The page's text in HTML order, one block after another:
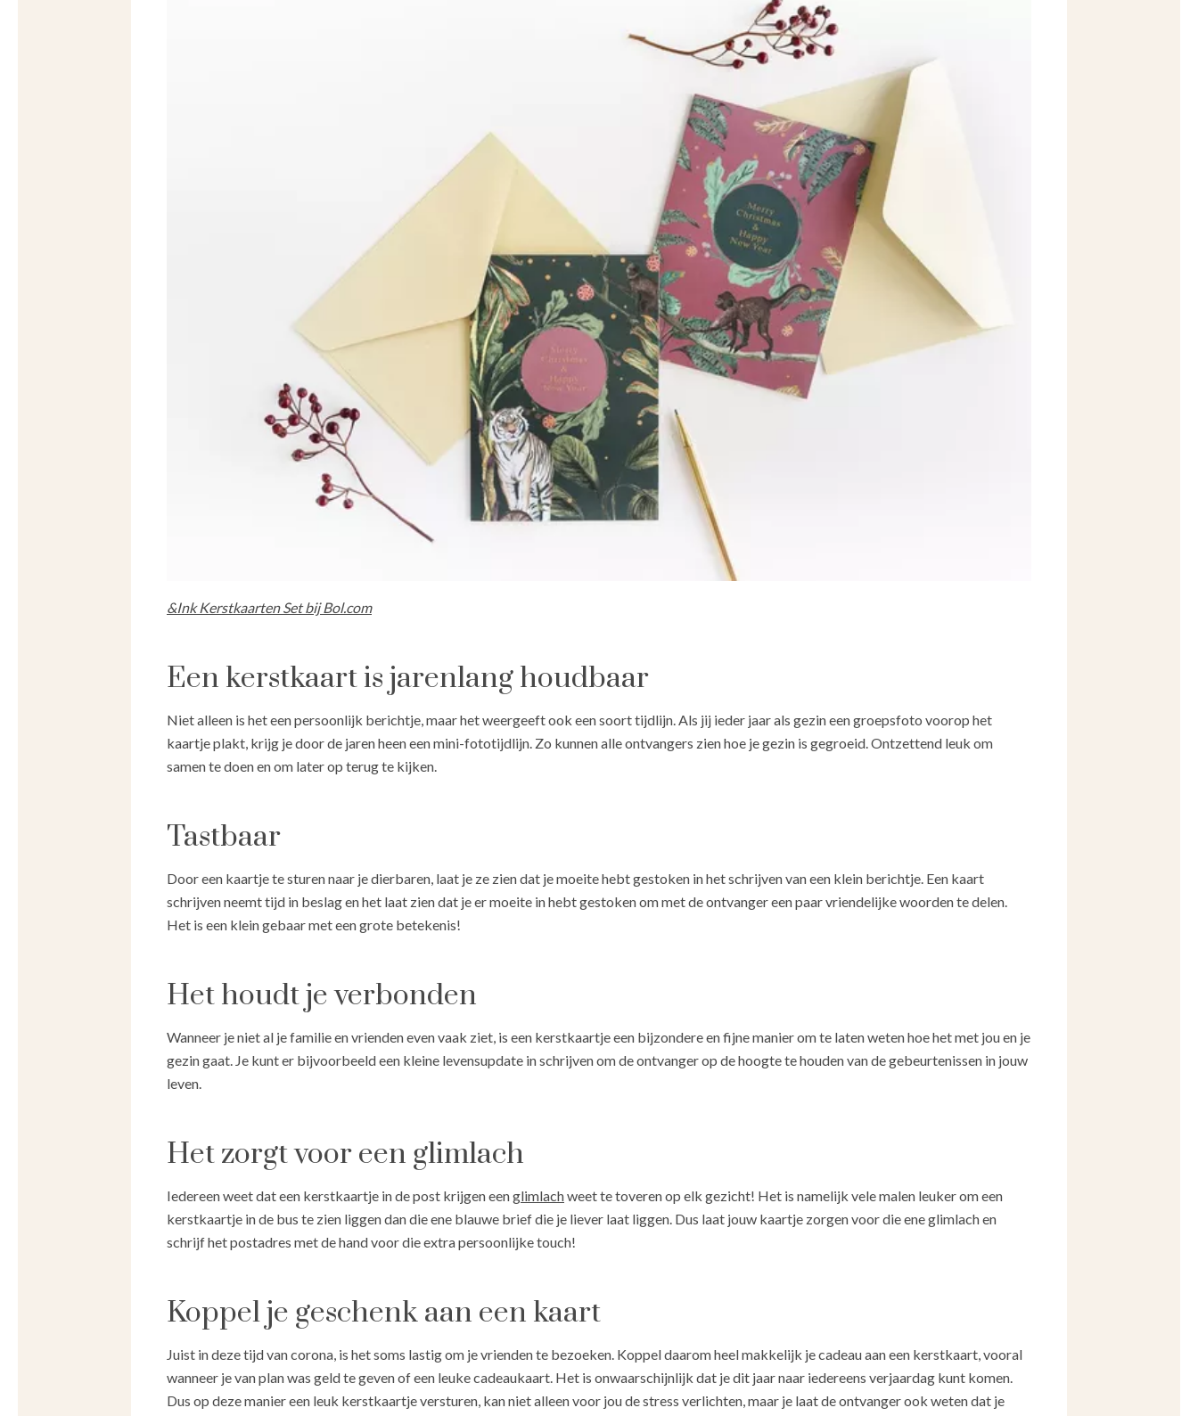
&Ink Kerstkaarten Set bij Bol.com
Een kerstkaart is jarenlang houdbaar
Niet alleen is het een persoonlijk berichtje, maar het weergeeft ook een soort tijdlijn. Als jij ieder jaar als gezin een groepsfoto voorop het
kaartje plakt, krijg je door de jaren heen een mini-fototijdlijn. Zo kunnen alle ontvangers zien hoe je gezin is gegroeid. Ontzettend leuk om
samen te doen en om later op terug te kijken.
Tastbaar
Door een kaartje te sturen naar je dierbaren, laat je ze zien dat je moeite hebt gestoken in het schrijven van een klein berichtje. Een kaart
schrijven neemt tijd in beslag en het laat zien dat je er moeite in hebt gestoken om met de ontvanger een paar vriendelijke woorden te delen.
Het is een klein gebaar met een grote betekenis!
Het houdt je verbonden
Wanneer je niet al je familie en vrienden even vaak ziet, is een kerstkaartje een bijzondere en fijne manier om te laten weten hoe het met jou en je
gezin gaat. Je kunt er bijvoorbeeld een kleine levensupdate in schrijven om de ontvanger op de hoogte te houden van de gebeurtenissen in jouw
leven.
Het zorgt voor een glimlach
Iedereen weet dat een kerstkaartje in de post krijgen eenglimlachweet te toveren op elk gezicht! Het is namelijk vele malen leuker om een
kerstkaartje in de bus te zien liggen dan die ene blauwe brief die je liever laat liggen. Dus laat jouw kaartje zorgen voor die ene glimlach en
schrijf het postadres met de hand voor die extra persoonlijke touch!
Koppel je geschenk aan een kaart
Juist in deze tijd van corona, is het soms lastig om je vrienden te bezoeken. Koppel daarom heel makkelijk je cadeau aan een kerstkaart, vooral
wanneer je van plan was geld te geven of een leuke cadeaukaart. Het is onwaarschijnlijk dat je dit jaar naar iedereens verjaardag kunt komen.
Dus op deze manier een leuk kerstkaartje versturen, kan niet alleen voor jou de stress verlichten, maar je laat de ontvanger ook weten dat je